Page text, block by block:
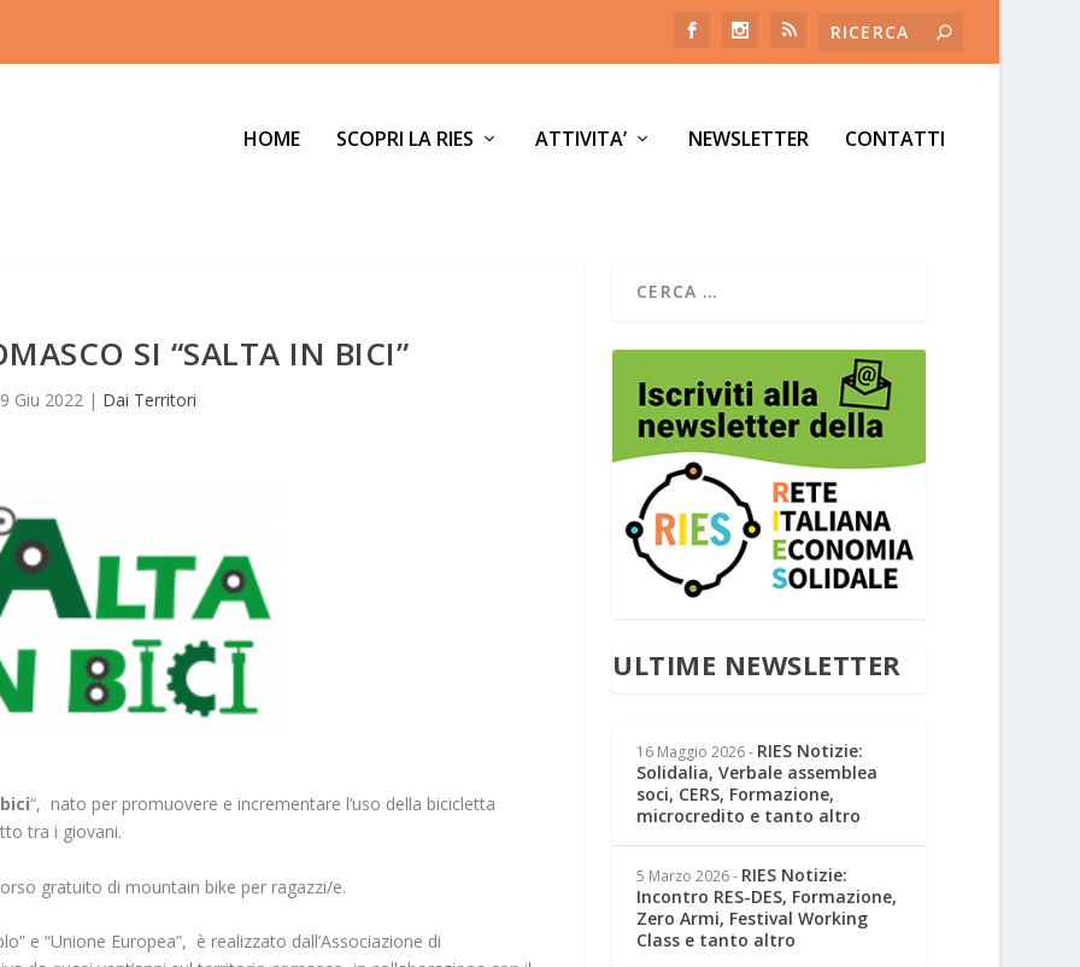
HOME SCOPRI LA RIES ATTIVITA’ NEWSLETTER CONTATTI
SI “SALTA IN BICI”
9 Giu 2022 | Dai Territori
“, nato per promuovere e incrementare l’uso della bicicletta
tra i giovani.
gratuito di mountain bike per ragazzi/e.
e “Unione Europea”, è realizzato dall’Associazione di
ULTIME NEWSLETTER
16 Maggio 2026- RIES Notizie:
Solidalia, Verbale assemblea
soci, CERS, Formazione,
microcredito e tanto altro
5 Marzo 2026- RIES Notizie:
Incontro RES-DES, Formazione,
Zero Armi, Festival Working
Class e tanto altro